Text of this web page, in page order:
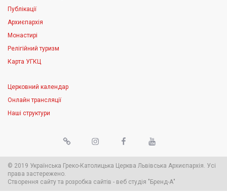
Публікації
Архиєпархія
Монастирі
Релігійний туризм
Карта УГКЦ
Церковний календар
Онлайн трансляції
Наші структури
© 2019 Українська Греко-Католицька Церква Львівська Архиєпархія. Усі
права застережено.
Створення сайту та розробка сайтів - веб студія "Бренд-А"